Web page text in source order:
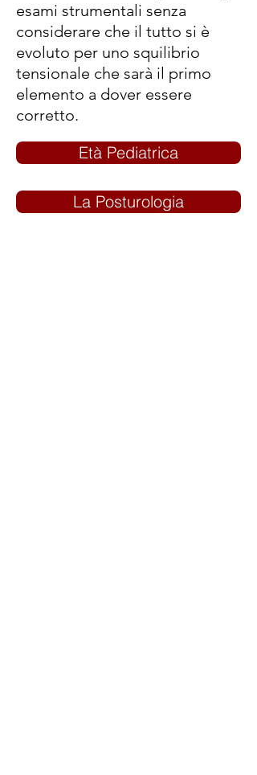
esami strumentali senza
considerare che il tutto si è
evoluto per uno squilibrio
tensionale che sarà il primo
elemento a dover essere
corretto.
Età Pediatrica
La Posturologia